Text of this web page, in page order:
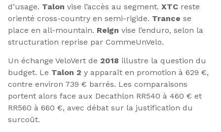
d’usage. Talon vise l’accès au segment. XTC reste
orienté cross-country en semi-rigide. Trance se
place en all-mountain. Reign vise l’enduro, selon la
structuration reprise par CommeUnVelo.
Un échange VeloVert de 2018 illustre la question du
budget. Le Talon 2 y apparaît en promotion à 629 €,
contre environ 739 € barrés. Les comparaisons
portent alors face aux Decathlon RR540 à 460 € et
RR560 à 660 €, avec débat sur la justification du
surcoût.